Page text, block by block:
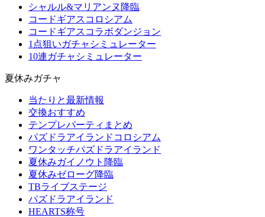
シャルル&マリアンヌ降臨
コードギアスコロシアム
コードギアスコラボダンジョン
1点狙いガチャシミュレーター
10連ガチャシミュレーター
夏休みガチャ
当たりと最新情報
交換おすすめ
テンプレパーティまとめ
パズドラアイランドコロシアム
ワンタッチパズドラアイランド
夏休みガイノウト降臨
夏休みゼローグ降臨
TBライブステージ
パズドラアイランド
HEARTS称号